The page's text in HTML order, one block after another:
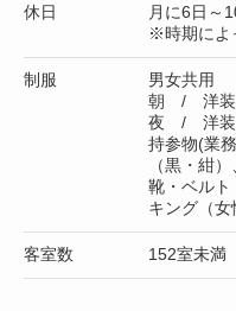
休日
月に6日～
※時期によ
制服
男女共用
朝 / 洋装(
夜 / 洋装(
持参物(業
（黒・紺
靴・ベルト
キング（女
客室数 152室未満